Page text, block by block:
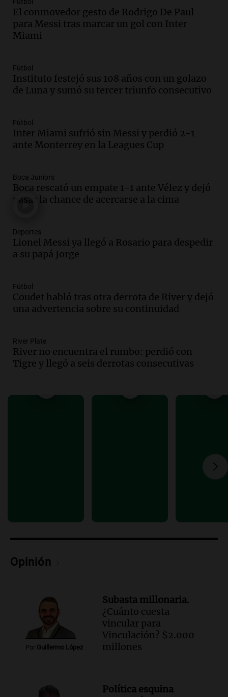
Audio.La historia de la servilleta que
firmó Jorge Messi para el primer
contrato de Leo con Barcelona
Audio.Joan Gaspart: "Sin Jorge, no sé si
Messi hubiera llegado adonde llegó"
Audio.El orgullo y el sueño argentino de
Jorge Messi en una entrevista con Rony
Episodios
Audio.El abuelo de Agostina Vega, tras
Una mañana para todos
Episodios
Audio.Una nutricionista derribó el mito
conviene priorizar
Una mañana para todos
Episodios
Episodios
contra el tiempo: necesita un trasplante
cabra que llevaba ocho días atrapada en
Una mañana para todos
Audio.
Panorama Federal
Episodios
Fútbol
El conmovedor gesto de Rodrigo De Paul
para Messi tras marcar un gol con Inter
Miami
Fútbol
Instituto festejó sus 108 años con un golazo
de Luna y sumó su tercer triunfo consecutivo
Fútbol
Inter Miami sufrió sin Messi y perdió 2-1
ante Monterrey en la Leagues Cup
Boca Juniors
Boca rescató un empate 1-1 ante Vélez y dejó
pasar la chance de acercarse a la cima
Deportes
Lionel Messi ya llegó a Rosario para despedir
a su papá Jorge
Fútbol
Coudet habló tras otra derrota de River y dejó
una advertencia sobre su continuidad
River Plate
River no encuentra el rumbo: perdió con
Tigre y llegó a seis derrotas consecutivas
Opinión
Por Guillermo López
Subasta millonaria.
¿Cuánto cuesta
vincular para
Vinculación? $2.000
millones
Política esquina